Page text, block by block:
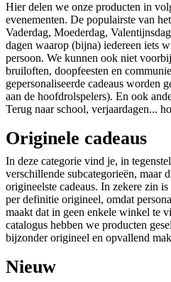
Hier delen we onze producten in
evenementen. De populairste van
Vaderdag, Moederdag,
dagen waarop (bijna) iedereen iets
persoon. We kunnen ook niet
bruiloften, doopfeesten en
gepersonaliseerde cadeaus worden
aan de hoofdrolspelers). En ook
Terug naar school, verjaardagen...
Originele cadeaus
In deze categorie vind je, in
verschillende subcategorieën, maar
origineelste cadeaus. In zekere zin
per definitie origineel, omdat
maakt dat in geen enkele winkel te
catalogus hebben we producten
bijzonder origineel en opvallend
Nieuw